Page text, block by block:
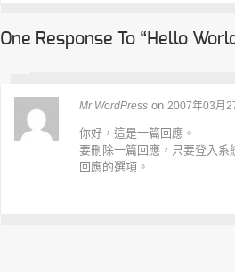
One Response To “Hello
Mr WordPress on 2007年03月
你好，這是一篇回應。
要刪除一篇回應，只要登入
回應的選項。